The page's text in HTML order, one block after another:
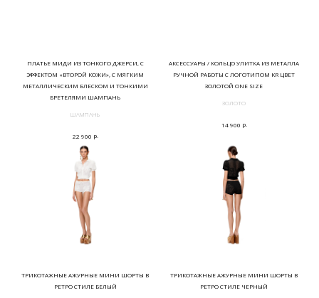
ПЛАТЬЕ МИДИ ИЗ ТОНКОГО ДЖЕРСИ, С
ЭФФЕКТОМ «ВТОРОЙ КОЖИ», С МЯГКИМ
МЕТАЛЛИЧЕСКИМ БЛЕСКОМ И ТОНКИМИ
БРЕТЕЛЯМИ ШАМПАНЬ
ШАМПАНЬ
22 900 р.
АКСЕССУАРЫ / КОЛЬЦО УЛИТКА ИЗ МЕТАЛЛА
РУЧНОЙ РАБОТЫ С ЛОГОТИПОМ KR ЦВЕТ
ЗОЛОТОЙ ONE SIZE
ЗОЛОТО
14 900 р.
ТРИКОТАЖНЫЕ АЖУРНЫЕ МИНИ ШОРТЫ В
РЕТРО СТИЛЕ БЕЛЫЙ
ТРИКОТАЖНЫЕ АЖУРНЫЕ МИНИ ШОРТЫ В
РЕТРО СТИЛЕ ЧЕРНЫЙ